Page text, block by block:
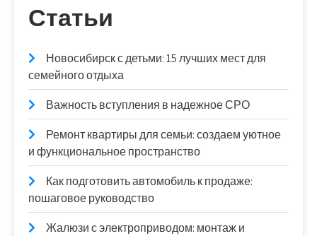
Статьи
Новосибирск с детьми: 15 лучших мест для
семейного отдыха
Важность вступления в надежное СРО
Ремонт квартиры для семьи: создаем уютное
и функциональное пространство
Как подготовить автомобиль к продаже:
пошаговое руководство
Жалюзи с электроприводом: монтаж и